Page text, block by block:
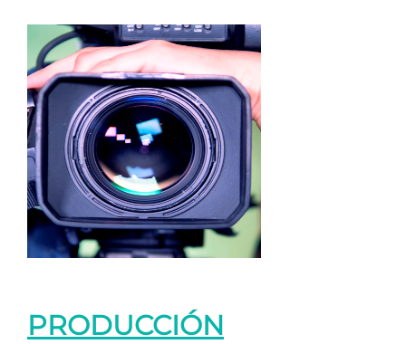
PRODUCCIÓN